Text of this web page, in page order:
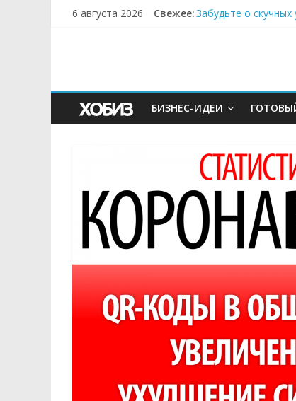
6 августа 2026 Свежее:Забудьте о
БИЗНЕС-ИДЕИ